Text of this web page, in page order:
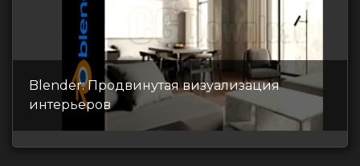
Blender: Продвинутая визуализация
интерьеров